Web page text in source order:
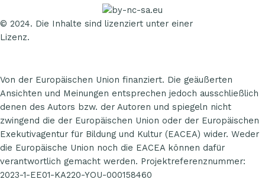
© 2024. Die Inhalte sind lizenziert unter einer
Lizenz.
Von der Europäischen Union finanziert. Die geäußerten
Ansichten und Meinungen entsprechen jedoch ausschließlich
denen des Autors bzw. der Autoren und spiegeln nicht
zwingend die der Europäischen Union oder der Europäischen
Exekutivagentur für Bildung und Kultur (EACEA) wider. Weder
die Europäische Union noch die EACEA können dafür
verantwortlich gemacht werden. Projektreferenznummer:
2023-1-EE01-KA220-YOU-000158460